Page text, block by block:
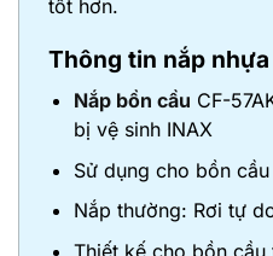
tốt hơn.
Thông tin nắp
Nắp bồn cầu CF-
bị vệ sinh INAX
Sử dụng cho bồn
Nắp thường: Rơi tự
Thiết kế cho bồn cầu